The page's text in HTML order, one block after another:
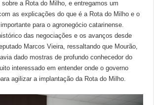
a Rota do Milho, e entregamos um
as explicações do que é a Rota do Milho e o
para o agronegócio catarinense.
das negociações e os avanços desde
Marcos Vieira, ressaltando que Mourão,
dado mostras de profundo conhecedor do
interessado em entender onde o governo
agilizar a implantação da Rota do Milho.